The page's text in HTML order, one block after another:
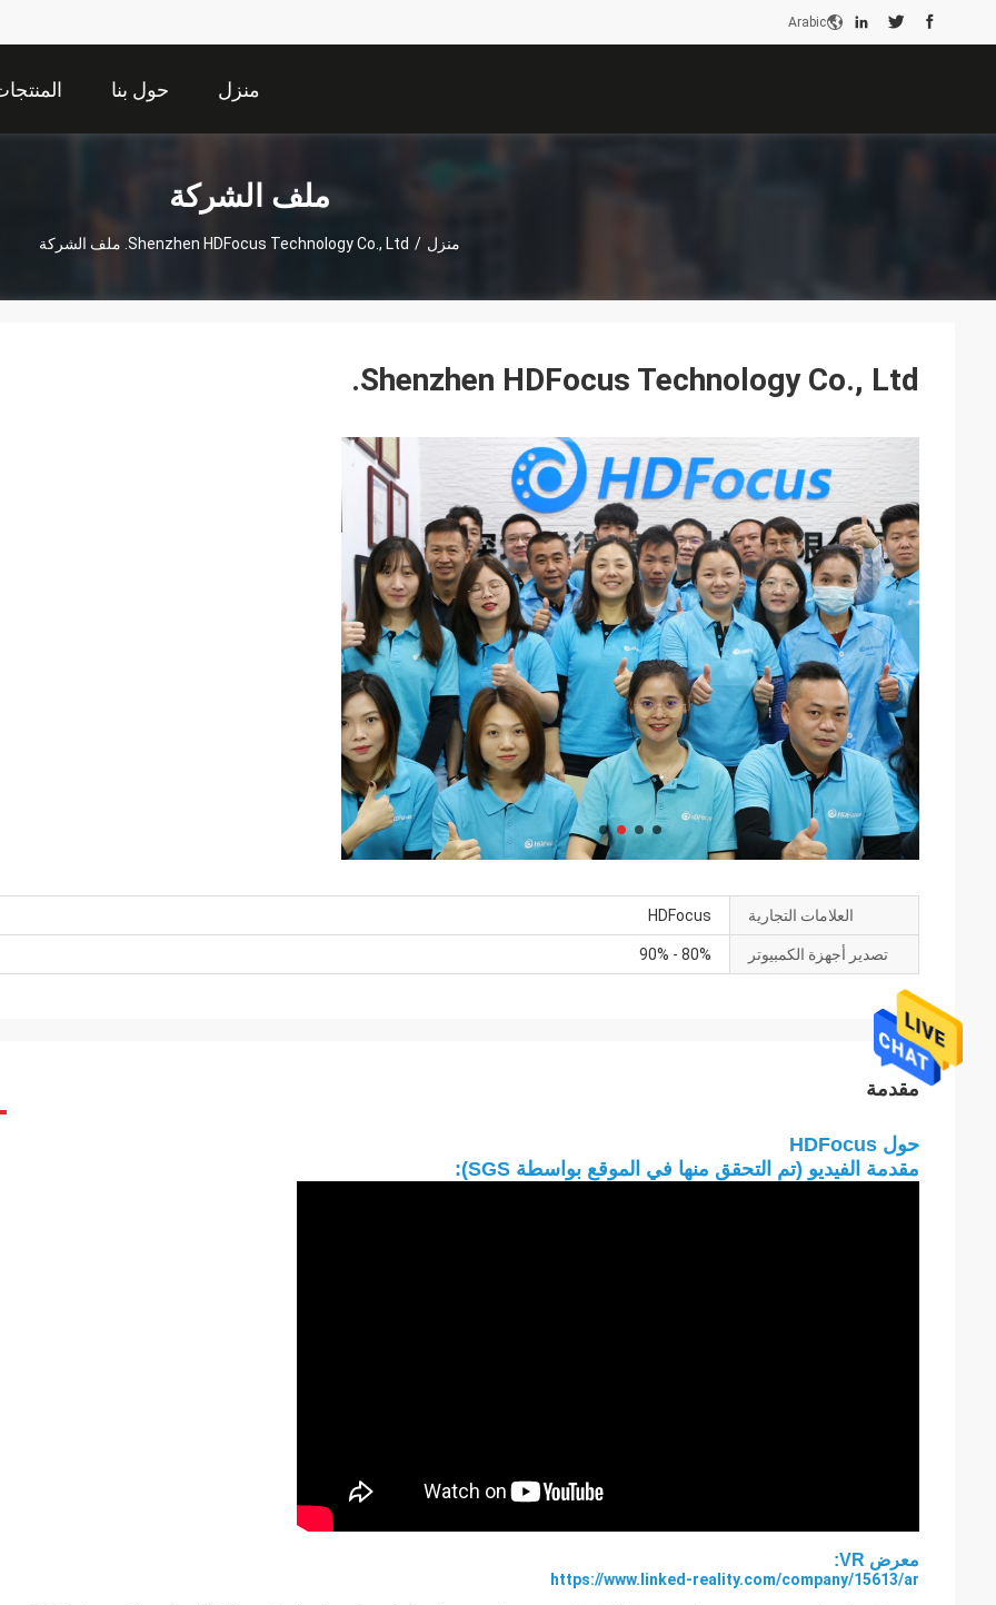
Arabic
منزل حول بنا
ملف الشركة
منزل / Shenzhen HDFocus Technology Co., Ltd. ملف الشركة
Shenzhen HDFocus Technology Co., Ltd.
العلامات التجارية HDFocus
تصدير أجهزة الكمبيوتر 80% - 90%
مقدمة
حول HDFocus
مقدمة الفيديو (تم التحقق منها في الموقع بواسطة SGS):
معرض VR:
https://www.linked-reality.com/company/15613/ar